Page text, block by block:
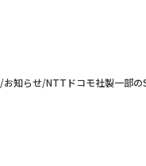
/お知らせ/NTTドコモ社製一部の